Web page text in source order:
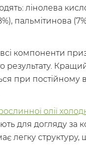
лінолева
пальмітинова
всі компоненти
результату.
при постійному
олії
для догляду за
легку